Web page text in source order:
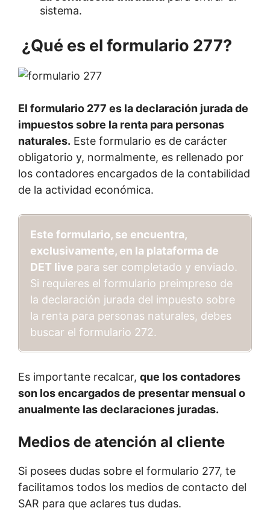
sistema.
¿Qué es el formulario 277?
El formulario 277 es la declaración jurada de
impuestos sobre la renta para personas
naturales. Este formulario es de carácter
obligatorio y, normalmente, es rellenado por
los contadores encargados de la contabilidad
de la actividad económica.
Este formulario, se encuentra,
exclusivamente, en la plataforma de
DET live para ser completado y enviado.
Si requieres el formulario preimpreso de
la declaración jurada del impuesto sobre
la renta para personas naturales, debes
buscar el formulario 272.
Es importante recalcar, que los contadores
son los encargados de presentar mensual o
anualmente las declaraciones juradas.
Medios de atención al cliente
Si posees dudas sobre el formulario 277, te
facilitamos todos los medios de contacto del
SAR para que aclares tus dudas.